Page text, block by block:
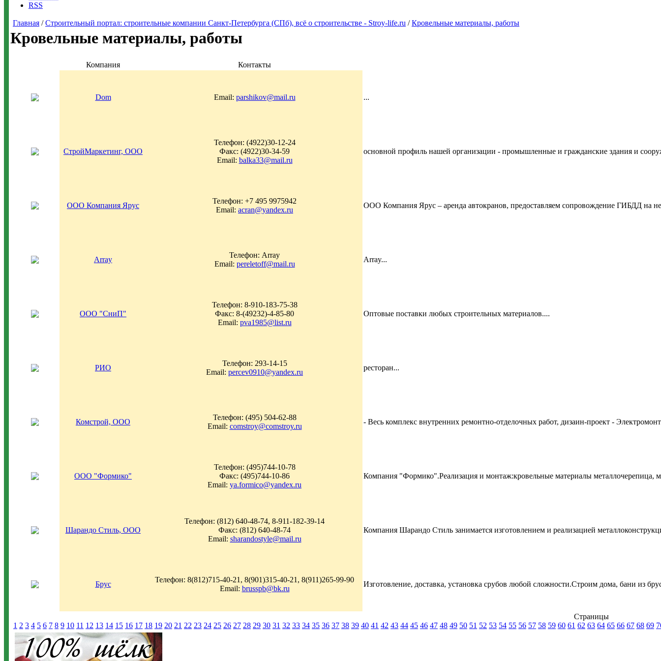
RSS
Главная /Строительный портал: строительные компании Санкт-Петербурга (СПб), всё о строительстве - Stroy-life.ru /Кровельные материалы, работы
Кровельные материалы, работы
Компания Контакты
Dom Email: parshikov@mail.ru ...
СтройМаркетинг, ООО
Телефон: (4922)30-12-24
Факс: (4922)30-34-59
Email: balka33@mail.ru
основной профиль нашей организации - промышленные и гражданские здания и
ООО Компания Ярус
Телефон: +7 495 9975942
Email: acran@yandex.ru
ООО Компания Ярус – аренда автокранов, предоставляем сопровождение ГИБДД на
Array
Телефон: Array
Email: pereletoff@mail.ru
Array...
ООО "СниП"
Телефон: 8-910-183-75-38
Факс: 8-(49232)-4-85-80
Email: pva1985@list.ru
Оптовые поставки любых строительных материалов....
РИО
Телефон: 293-14-15
Email: percev0910@yandex.ru
ресторан...
Комстрой, ООО
Телефон: (495) 504-62-88
Email: comstroy@comstroy.ru
- Весь комплекс внутренних ремонтно-отделочных работ, дизаин-проект -
ООО "Формико"
Телефон: (495)744-10-78
Факс: (495)744-10-86
Email: ya.formico@yandex.ru
Компания "Формико".Реализация и монтаж:кровельные материалы металлочерепица,
Шарандо Стиль, ООО
Телефон: (812) 640-48-74, 8-911-182-39-14
Факс: (812) 640-48-74
Email: sharandostyle@mail.ru
Компания Шарандо Стиль занимается изготовлением и реализацией
Брус
Телефон: 8(812)715-40-21, 8(901)315-40-21, 8(911)265-99-90
Email: brusspb@bk.ru
Изготовление, доставка, установка срубов любой сложности.Строим дома, бани из
Страницы
1 2 3 4 5 6 7 8 9 10 11 12 13 14 15 16 17 18 19 20 21 22 23 24 25 26 27 28 29 30 31 32 33 34 35 36 37 38 39 40 41 42 43 44 45 46 47 48 49 50 51 52 53 54 55 56 57 58 59 60 61 62 63 64 65 66 67 68 69